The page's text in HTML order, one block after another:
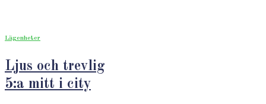
Lägenheter
Ljus och trevlig
5:a mitt i city